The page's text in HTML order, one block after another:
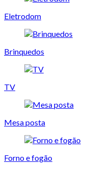
Eletrodom
Brinquedos
TV
Mesa posta
Forno e fogão